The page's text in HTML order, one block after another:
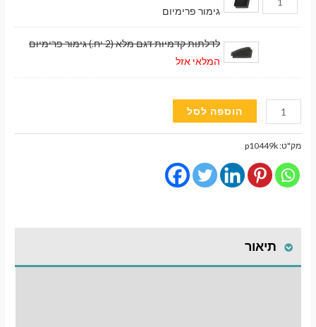
גימור פרימיום
לדלתות קדמיות דגם מלא (2 יח.) גימור פרימיום
המלאי אזל
כמות
של
וילונות
השחרה
מגנטיים
Audi
A3
הוספה לסל
מק"ט:p10449k
תיאור